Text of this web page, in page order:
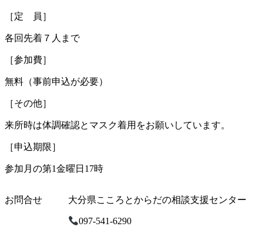
［定 員］
各回先着７人まで
［参加費］
無料（事前申込が必要）
［その他］
来所時は体調確認とマスク着用をお願いしています。
［申込期限］
参加月の第1金曜日17時
お問合せ 大分県こころとからだの相談支援センター
097-541-6290